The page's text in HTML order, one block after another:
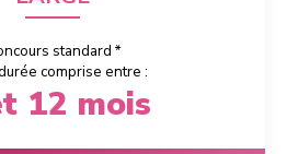
standard *
comprise entre :
12 mois